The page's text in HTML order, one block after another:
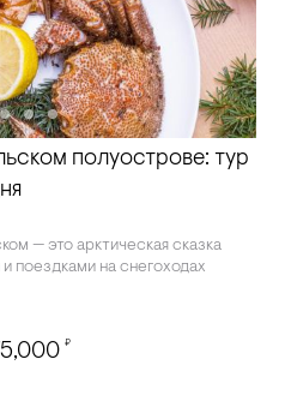
полуострове: тур
— это арктическая сказка
поездками на снегоходах
₽